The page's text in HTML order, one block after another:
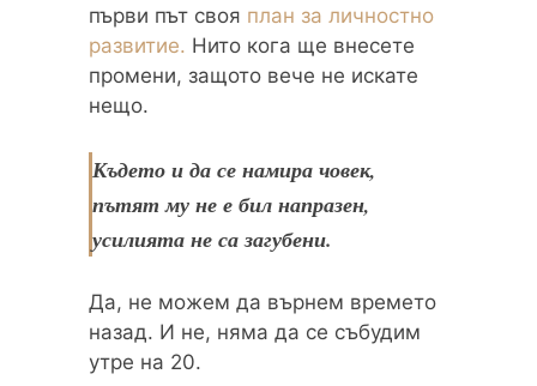
първи път своя план за личностно
развитие. Нито кога ще внесете
промени, защото вече не искате
нещо.
Където и да се намира човек,
пътят му не е бил напразен,
усилията не са загубени.
Да, не можем да върнем времето
назад. И не, няма да се събудим
утре на 20.